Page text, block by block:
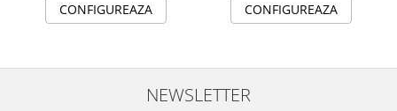
CONFIGUREAZA CONFIGUREAZA
NEWSLETTER